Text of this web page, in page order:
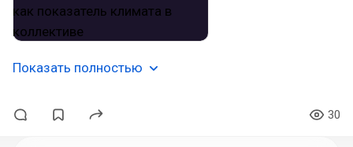
Показать полностью
30